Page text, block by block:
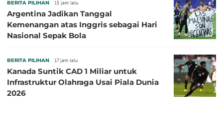
BERITA PILIHAN 15 jam lalu
Argentina Jadikan Tanggal
Kemenangan atas Inggris sebagai Hari
Nasional Sepak Bola
BERITA PILIHAN 17 jam lalu
Kanada Suntik CAD 1 Miliar untuk
Infrastruktur Olahraga Usai Piala Dunia
2026